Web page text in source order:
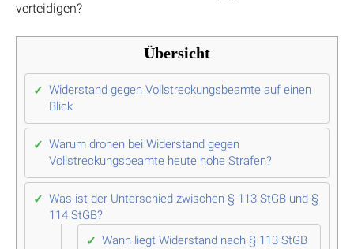
verteidigen?
Übersicht
Widerstand gegen Vollstreckungsbeamte auf einen
Blick
Warum drohen bei Widerstand gegen
Vollstreckungsbeamte heute hohe Strafen?
Was ist der Unterschied zwischen § 113 StGB und §
114 StGB?
Wann liegt Widerstand nach § 113 StGB